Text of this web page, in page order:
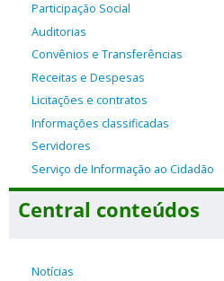
Participação Social
Auditorias
Convênios e Transferências
Receitas e Despesas
Licitações e contratos
Informações classificadas
Servidores
Serviço de Informação ao Cidadão
Central conteúdos
Notícias